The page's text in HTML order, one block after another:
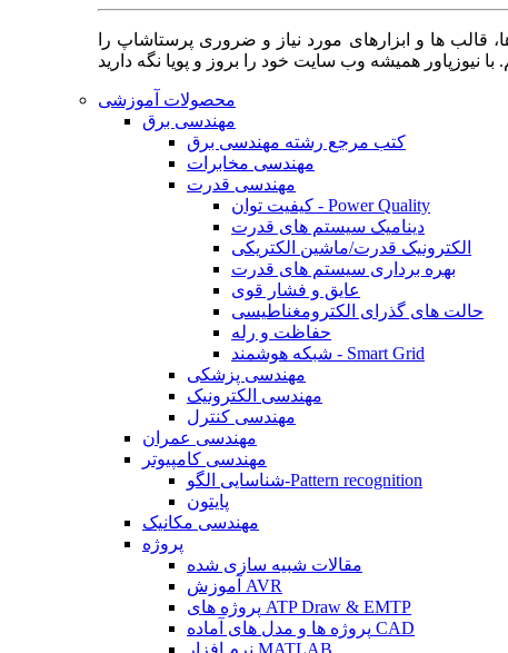
ها و ابزارهای مورد نیاز و ضروری پرستاشاپ را
محصولات آموزشی
مهندسی برق
کتب مرجع رشته مهندسی برق
مهندسی مخابرات
مهندسی قدرت
کیفیت توان - Power Quality
دینامیک سیستم های قدرت
الکترونیک قدرت/ماشین الکتریکی
بهره برداری سیستم های قدرت
عایق و فشار قوی
حالت های گذرای الکترومغناطیسی
حفاظت و رله
شبکه هوشمند - Smart Grid
مهندسی پزشکی
مهندسی الکترونیک
مهندسی کنترل
مهندسی عمران
مهندسی کامپیوتر
شناسایی الگو-Pattern recognition
پایتون
مهندسی مکانیک
پروژه
مقالات شبیه سازی شده
آموزش AVR
پروژه های ATP Draw & EMTP
پروژه ها و مدل های آماده CAD
نرم افزار MATLAB